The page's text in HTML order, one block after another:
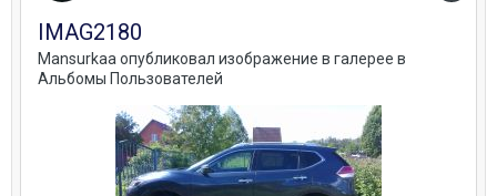
IMAG2180
Mansurkaa опубликовал изображение в галерее в
Альбомы Пользователей